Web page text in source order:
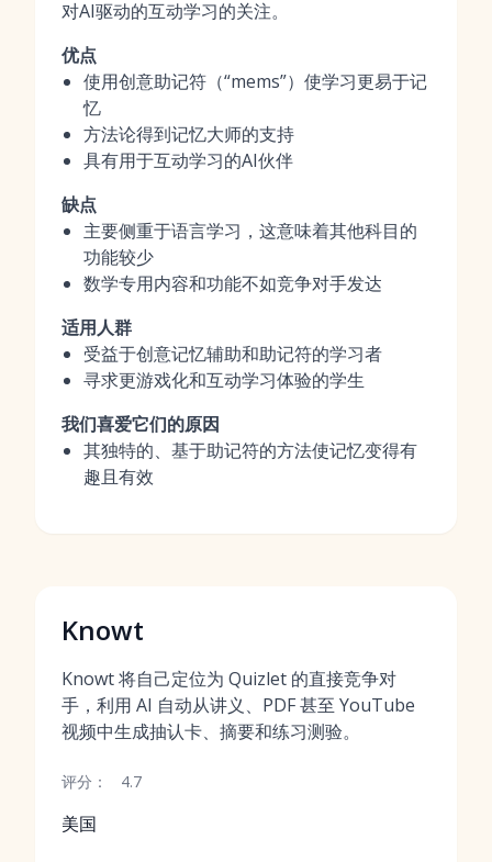
对AI驱动的互动学习的关注。
优点
使用创意助记符（“mems”）使学习更易于记
忆
方法论得到记忆大师的支持
具有用于互动学习的AI伙伴
缺点
主要侧重于语言学习，这意味着其他科目的
功能较少
数学专用内容和功能不如竞争对手发达
适用人群
受益于创意记忆辅助和助记符的学习者
寻求更游戏化和互动学习体验的学生
我们喜爱它们的原因
其独特的、基于助记符的方法使记忆变得有
趣且有效
Knowt
Knowt 将自己定位为 Quizlet 的直接竞争对
手，利用 AI 自动从讲义、PDF 甚至 YouTube
视频中生成抽认卡、摘要和练习测验。
评分： 4.7
美国